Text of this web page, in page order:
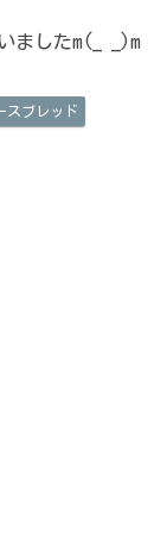
ましたm(_ _)m
スブレッド